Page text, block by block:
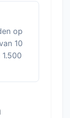
op
10